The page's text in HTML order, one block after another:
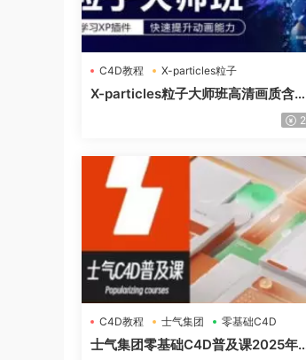
C4D教程 X-particles粒子
X-particles粒子大师班高清画质含素
2
C4D教程 士气集团 零基础C4D
士气集团零基础C4D普及课2025年